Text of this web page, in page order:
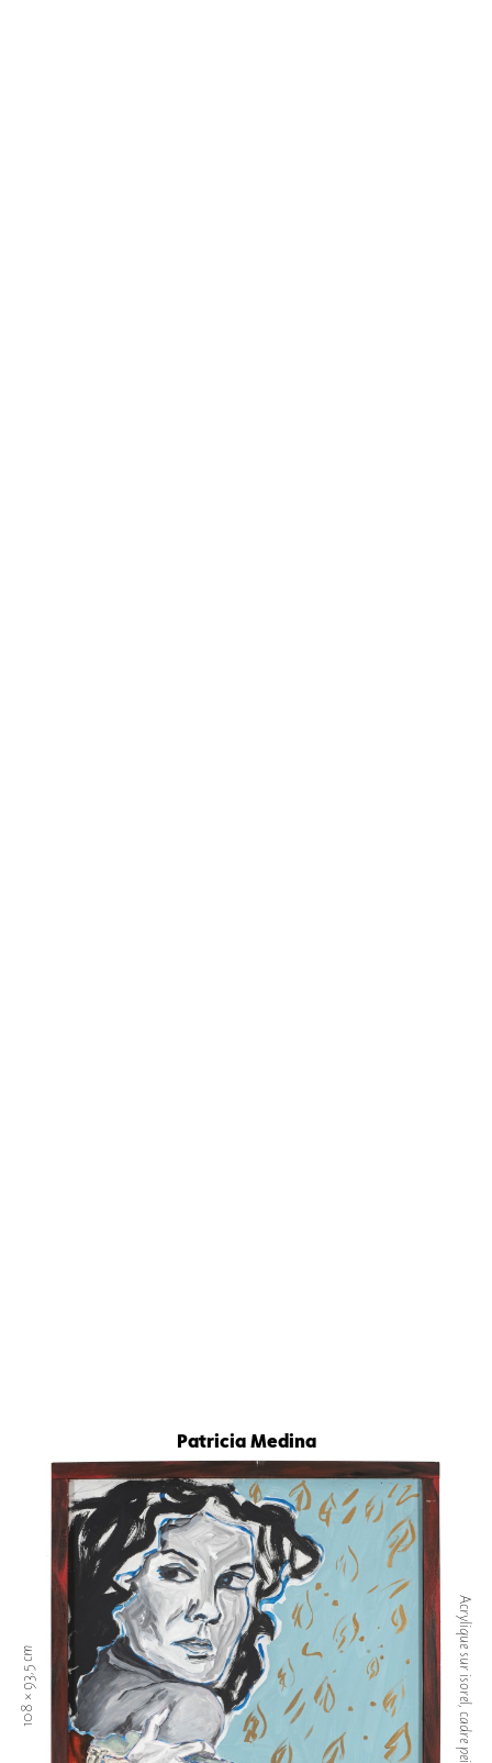
Patricia Medina
Acrylique sur isorel, cadre peint
108 × 93,5 cm